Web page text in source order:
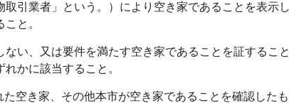
引業者」という。）により空き家であることを表示
と。
い、又は要件を満たす空き家であることを証するこ
かに該当すること。
空き家、その他本市が空き家であることを確認した